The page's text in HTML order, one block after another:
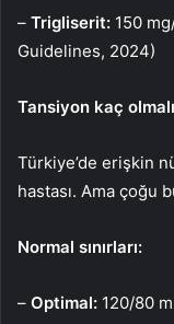
– Trigliserit: 150
Guidelines, 2024)
Tansiyon kaç
Türkiye’de erişkin
hastası. Ama çoğu
Normal sınırları:
– Optimal: 120/80